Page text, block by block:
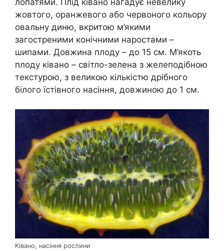
лопатями. Плід ківано нагадує невелику
жовтого, оранжевого або червоного кольору
овальну диню, вкритою м’якими
загостреними конічними наростами –
шипами. Довжина плоду – до 15 см. М’якоть
плоду ківано – світло-зелена з желеподібною
текстурою, з великою кількістю дрібного
білого їстівного насіння, довжиною до 1 см.
Ківано, насіння рослини